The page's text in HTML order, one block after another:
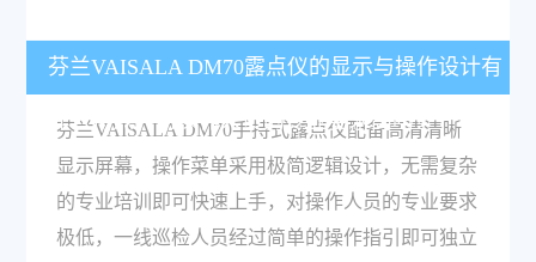
芬兰VAISALA DM70露点仪的显示与操作设计有
什么特点？对操作人员的专业要求高吗？
芬兰VAISALA DM70手持式露点仪配备高清清晰
显示屏幕，操作菜单采用极简逻辑设计，无需复杂
的专业培训即可快速上手，对操作人员的专业要求
极低，一线巡检人员经过简单的操作指引即可独立